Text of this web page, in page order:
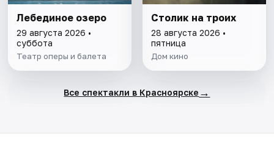
Лебединое озеро
29 августа 2026 •
суббота
Театр оперы и балета
Столик на троих
28 августа 2026 •
пятница
Дом кино
Все спектакли в Красноярске →